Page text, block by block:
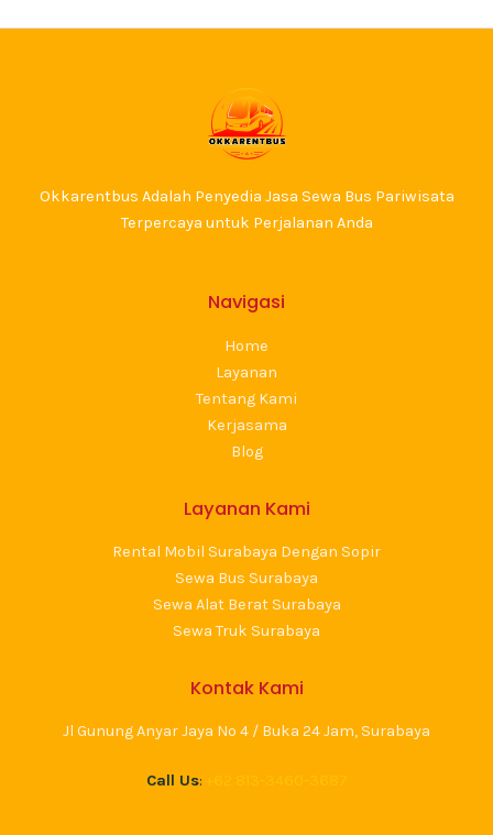
Okkarentbus Adalah Penyedia Jasa Sewa Bus Pariwisata
Terpercaya untuk Perjalanan Anda
Navigasi
Home
Layanan
Tentang Kami
Kerjasama
Blog
Layanan Kami
Rental Mobil Surabaya Dengan Sopir
Sewa Bus Surabaya
Sewa Alat Berat Surabaya
Sewa Truk Surabaya
Kontak Kami
Jl Gunung Anyar Jaya No 4 / Buka 24 Jam, Surabaya
Call Us: